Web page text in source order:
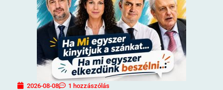
2026-08-08 1 hozzászólás